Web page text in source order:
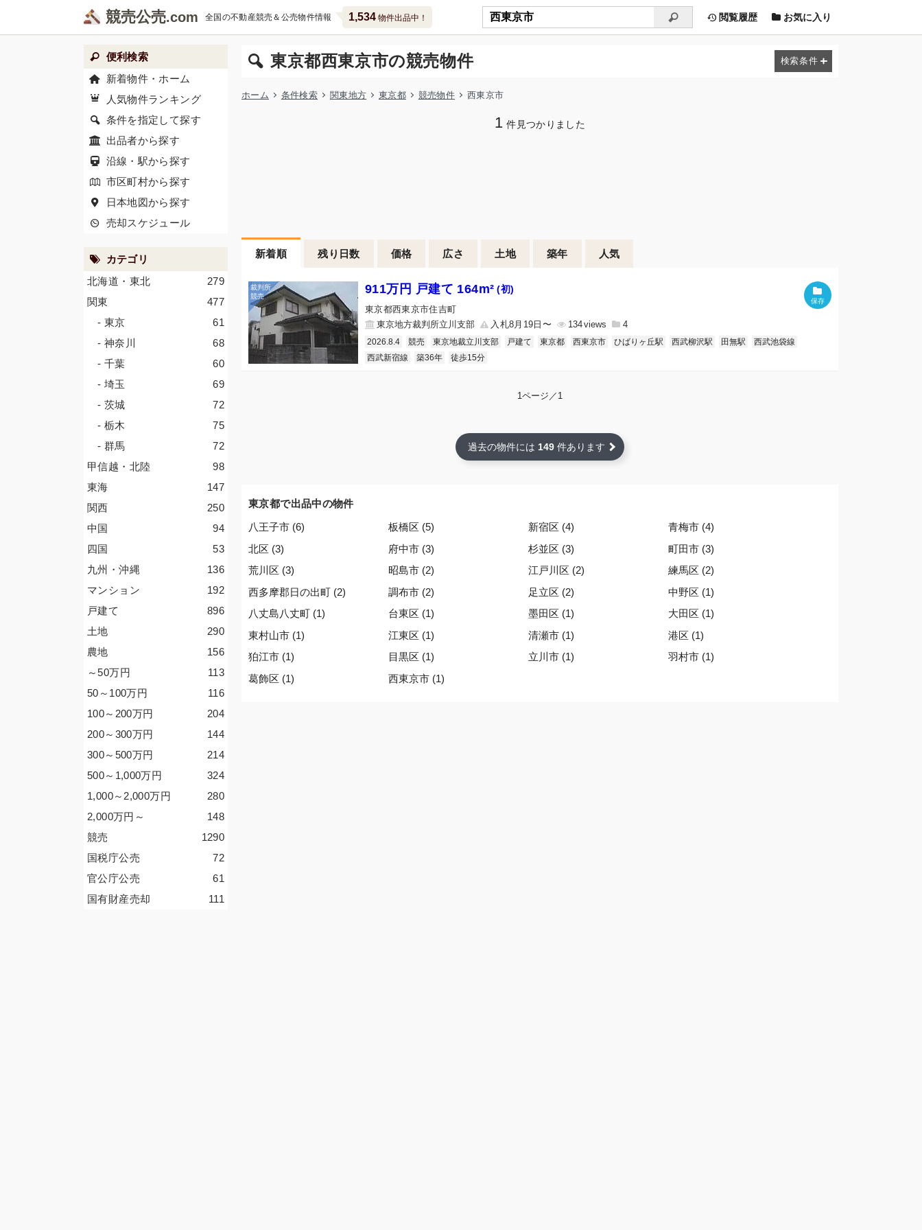
競売公売 全国の不動産競売＆公売物件情報 1,534物件出品中！ 閲覧履歴 お気に入り
東京都西東京市の競売物件
ホーム 条件検索 関東地方 東京都 競売物件 西東京市
1 件見つかりました
新着順 残り日数 価格 広さ 土地 築年 人気
911万円 戸建て 164m² (初)
東京都西東京市住吉町
東京地方裁判所立川支部
入札8月19日〜 134 4
2026.8.4 競売 東京地裁立川支部 戸建て 東京都 西東京市 ひばりヶ丘駅 西武柳沢駅 田無駅
西武池袋線
西武新宿線
築36年 徒歩15分
1ページ／1
過去の物件には 149 件あります
東京都で出品中の物件
八王子市 (6) 板橋区 (5) 新宿区 (4)
青梅市 (4)
北区 (3)
府中市 (3) 杉並区 (3)
町田市 (3)
荒川区 (3)
昭島市 (2) 江戸川区 (2)
練馬区 (2)
西多摩郡日の出町 (2)
調布市 (2) 足立区 (2)
中野区 (1)
八丈島八丈町 (1)
台東区 (1) 墨田区 (1)
大田区 (1)
東村山市 (1)
江東区 (1) 清瀬市 (1)
港区 (1)
狛江市 (1)
目黒区 (1) 立川市 (1)
羽村市 (1)
葛飾区 (1)
西東京市 (1)
便利検索
新着物件・ホーム
人気物件ランキング
条件を指定して探す
出品者から探す
沿線・駅から探す
市区町村から探す
日本地図から探す
売却スケジュール
カテゴリ
279
北海道・東北
477
関東
61
- 東京
68
- 神奈川
60
- 千葉
69
- 埼玉
72
- 茨城
75
- 栃木
72
- 群馬
98
甲信越・北陸
147
東海
250
関西
94
中国
53
四国
136
九州・沖縄
192
マンション
896
戸建て
290
土地
156
農地
113
～50万円
116
50～100万円
204
100～200万円
144
200～300万円
214
300～500万円
324
500～1,000万円
280
1,000～2,000万円
148
2,000万円 ～
1290
競売
72
国税庁公売
61
官公庁公売
111
国有財産売却